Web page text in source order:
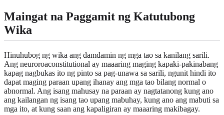
Maingat na Paggamit ng Katutubong
Wika
Hinuhubog ng wika ang damdamin ng mga tao sa kanilang sarili.
Ang neuroroaconstitutional ay maaaring maging kapaki-pakinabang
kapag nagbukas ito ng pinto sa pag-unawa sa sarili, ngunit hindi ito
dapat maging paraan upang ihanay ang mga tao bilang normal o
abnormal. Ang isang mahusay na paraan ay nagtatanong kung ano
ang kailangan ng isang tao upang mabuhay, kung ano ang mabuti sa
mga ito, at kung saan ang kapaligiran ay maaaring makibagay.